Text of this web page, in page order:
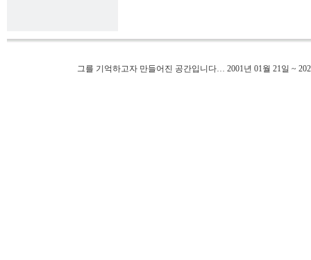
그를 기억하고자 만들어진 공간입니다… 2001년 01월 21일 ~